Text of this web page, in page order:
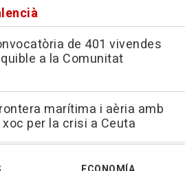
de 401 vivendes
a la Comunitat
marítima i aèria amb
per la crisi a Ceuta